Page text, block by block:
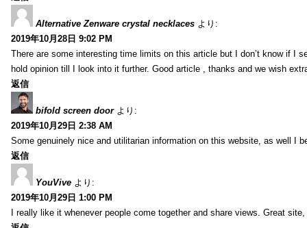
Alternative Zenware crystal necklaces より:
2019年10月28日 9:02 PM
There are some interesting time limits on this article but I don’t know if I
hold opinion till I look into it further. Good article , thanks and we wish
返信
bifold screen door より:
2019年10月29日 2:38 AM
Some genuinely nice and utilitarian information on this website, as well I
返信
YouVive より:
2019年10月29日 1:00 PM
I really like it whenever people come together and share views. Great